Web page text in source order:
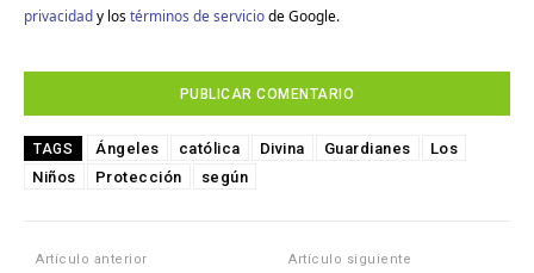
privacidady los términos de serviciode Google.
TAGS Ángeles católica Divina Guardianes
Los
Niños
Protección según
Artículo anterior Artículo siguiente